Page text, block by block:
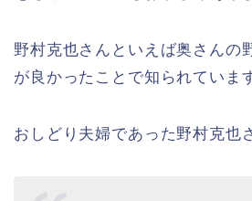
野村克也さんといえば奥さんの
が良かったことで知られていま
おしどり夫婦であった野村克也